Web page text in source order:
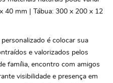
40 mm | Tábua: 300 x 200 x 12
é colocar sua
e valorizados pelos
família, encontro com amigos
visibilidade e presença em